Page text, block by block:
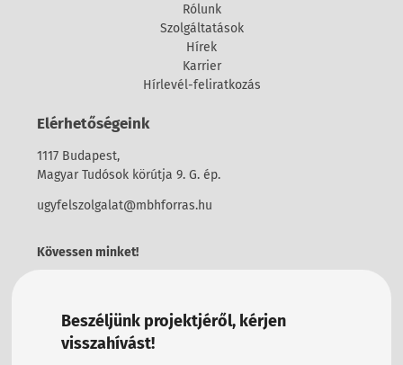
Rólunk
Szolgáltatások
Hírek
Karrier
Hírlevél-feliratkozás
Elérhetőségeink
1117 Budapest,
Magyar Tudósok körútja 9. G. ép.
ugyfelszolgalat@mbhforras.hu
Kövessen minket!
Beszéljünk projektjéről, kérjen
visszahívást!